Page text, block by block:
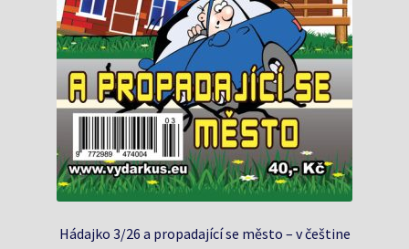
Hádajko 3/26 a propadající se město – v češtine